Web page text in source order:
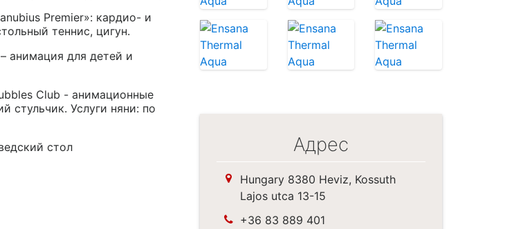
Premier»: кардио- и
теннис, цигун.
анимация для детей и
Club - анимационные
стульчик. Услуги няни: по
стол
Адрес
Hungary 8380 Heviz, Kossuth
Lajos utca 13-15
+36 83 889 401